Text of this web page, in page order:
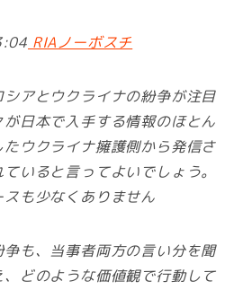
RIAノーボスチ
アとウクライナの紛争が注目
日本で入手する情報のほとん
ウクライナ擁護側から発信さ
いると言ってよいでしょう。
も少なくありません
も、当事者両方の言い分を聞
どのような価値観で行動して